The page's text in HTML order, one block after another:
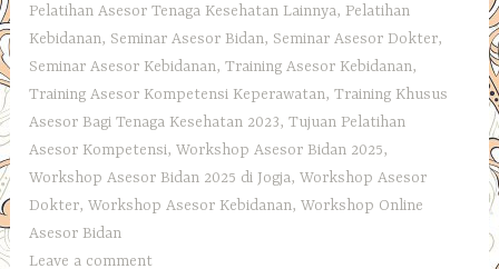
Pelatihan Asesor Tenaga Kesehatan Lainnya, Pelatihan
Kebidanan, Seminar Asesor Bidan, Seminar Asesor Dokter,
Seminar Asesor Kebidanan,Training Asesor Kebidanan,
Training Asesor Kompetensi Keperawatan,Training Khusus
Asesor Bagi Tenaga Kesehatan 2023,Tujuan Pelatihan
Asesor Kompetensi,Workshop Asesor Bidan 2025,
Workshop Asesor Bidan 2025 di Jogja,Workshop Asesor
Dokter,Workshop Asesor Kebidanan,Workshop Online
Asesor Bidan
Leave a comment